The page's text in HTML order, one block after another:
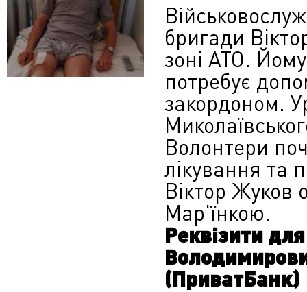
бригади
зоні АТО.
потребує
закордоном.
Волонтери
лікування та
Віктор Жуков
Мар'їнкою.
Реквізити
(ПриватБанк)